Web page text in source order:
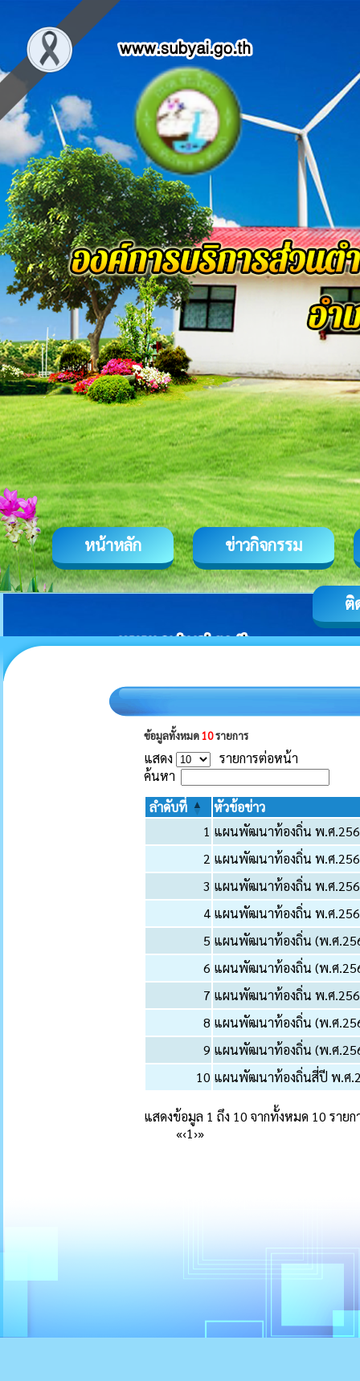
หน้าหลัก ข่าวกิจกรรม
ติ
ข้อมูลทั้งหมด 10รายการ
แสดง
รายการต่อหน้า
ค้นหา
ลำดับที่
หัวข้อข่าว
1 แผนพัฒนาท้องถิ่น พ.ศ
2 แผนพัฒนาท้องถิ่น พ.ศ
3 แผนพัฒนาท้องถิ่น พ.ศ
4 แผนพัฒนาท้องถิ่น พ.ศ
5 แผนพัฒนาท้องถิ่น (พ.ศ
6 แผนพัฒนาท้องถิ่น (พ.ศ
7 แผนพัฒนาท้องถิ่น พ.ศ
8 แผนพัฒนาท้องถิ่น (พ.ศ
9 แผนพัฒนาท้องถิ่น (พ.ศ
10 แผนพัฒนาท้องถิ่นสี่ปี พ.ศ
แสดงข้อมูล 1 ถึง 10 จากทั้งหมด 10 รายก
«‹1›»